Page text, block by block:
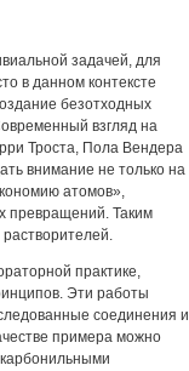
задачей, для
в данном контексте
безотходных
взгляд на
Троста, Пола Вендера
внимание не только на
атомов»,
превращений. Таким
практике,
Эти работы
соединения и
примера можно